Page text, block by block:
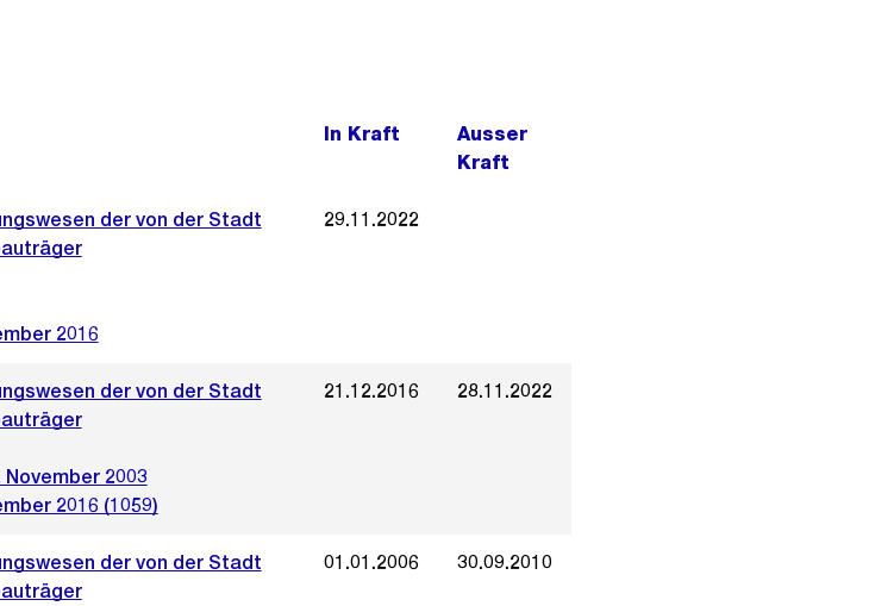
In Kraft
Ausser
Kraft
der von der Stadt
2016
29.11.2022
der von der Stadt
2003
2016 (1059)
21.12.2016 28.11.2022
der von der Stadt
01.01.2006 30.09.2010